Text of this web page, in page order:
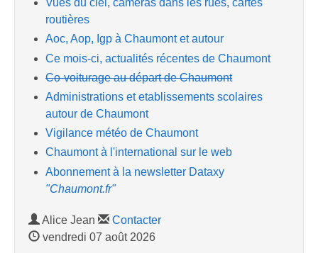
Vues du ciel, caméras dans les rues, cartes
routières
Aoc, Aop, Igp à Chaumont et autour
Ce mois-ci, actualités récentes de Chaumont
Co-voiturage au départ de Chaumont
Administrations et etablissements scolaires
autour de Chaumont
Vigilance météo de Chaumont
Chaumont à l'international sur le web
Abonnement à la newsletter Dataxy
"Chaumont.fr"
Alice Jean
Contacter
vendredi 07 août 2026